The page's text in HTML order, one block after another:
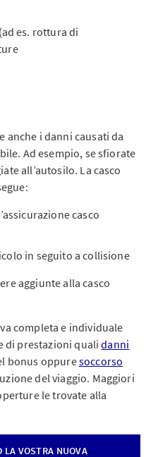
es. rottura di
anche i danni causati da
Ad esempio, se sfiorate
all’autosilo. La casco
casco
in seguito a collisione
aggiunte alla casco
completa e individuale
di prestazioni qualidanni
bonus oppuresoccorso
del viaggio. Maggiori
le trovate alla
LA VOSTRA NUOVA